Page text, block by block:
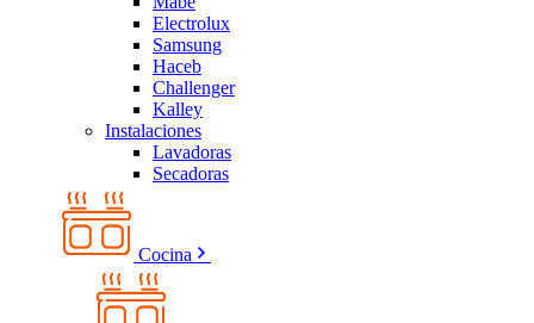
Electrolux
Samsung
Haceb
Challenger
Kalley
Instalaciones
Lavadoras
Secadoras
Cocina